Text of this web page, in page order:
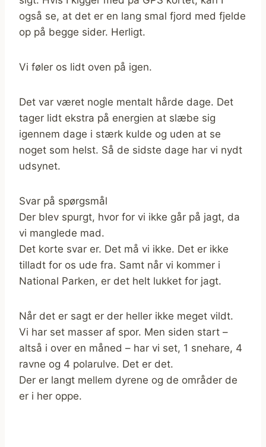
også se, at det er en lang smal fjord med fjelde
op på begge sider. Herligt.
Vi føler os lidt oven på igen.
Det var været nogle mentalt hårde dage. Det
tager lidt ekstra på energien at slæbe sig
igennem dage i stærk kulde og uden at se
noget som helst. Så de sidste dage har vi nydt
udsynet.
Svar på spørgsmål
Der blev spurgt, hvor for vi ikke går på jagt, da
vi manglede mad.
Det korte svar er. Det må vi ikke. Det er ikke
tilladt for os ude fra. Samt når vi kommer i
National Parken, er det helt lukket for jagt.
Når det er sagt er der heller ikke meget vildt.
Vi har set masser af spor. Men siden start –
altså i over en måned – har vi set, 1 snehare, 4
ravne og 4 polarulve. Det er det.
Der er langt mellem dyrene og de områder de
er i her oppe.